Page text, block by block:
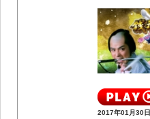
2017年01月30日